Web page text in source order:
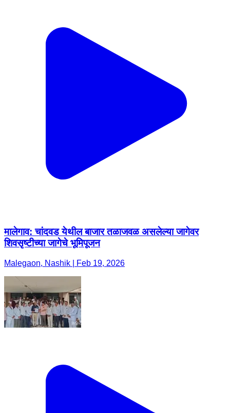
मालेगाव: चांदवड येथील बाजार तळाजवळ असलेल्या जागेवर
शिवसृष्टीच्या जागेचे भूमिपूजन
Malegaon, Nashik | Feb 19, 2026